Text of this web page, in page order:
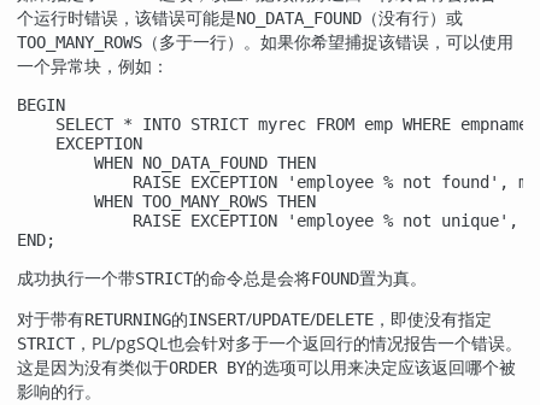
个运行时错误，该错误可能是NO_DATA_FOUND （没有行）或
TOO_MANY_ROWS （多于一行）。如果你希望捕捉该错误，可以使用
一个异常块，例如：
BEGIN
SELECT * INTO STRICT myrec FROM emp WHERE empname
    EXCEPTION
        WHEN NO_DATA_FOUND THEN
RAISE EXCEPTION 'employee % not found',
        WHEN TOO_MANY_ROWS THEN
RAISE EXCEPTION 'employee % not unique',
END;
成功执行一个带STRICT的命令总是会将FOUND置为真。
对于带有RETURNING的INSERT/UPDATE/DELETE ，即使没有指定
STRICT ， PL/pgSQL也会针对多于一个返回行的情况报告一个错误。
这是因为没有类似于ORDER BY的选项可以用来决定应该返回哪个被
影响的行。